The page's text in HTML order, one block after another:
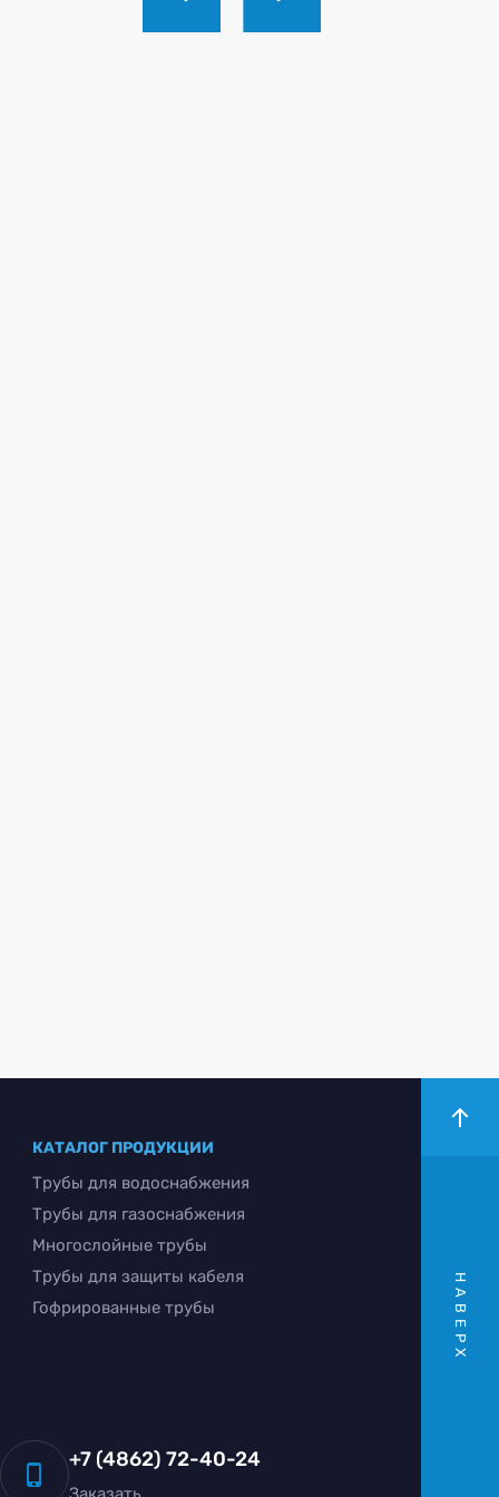
НАВЕРХ
КАТАЛОГ ПРОДУКЦИИ
Трубы для водоснабжения
Трубы для газоснабжения
Многослойные трубы
Трубы для защиты кабеля
Гофрированные трубы
+7 (4862) 72-40-24